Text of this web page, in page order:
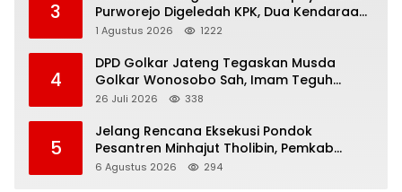
3
Purworejo Digeledah KPK, Dua Kendaraan
Diamankan
1 Agustus 2026 1222
4
DPD Golkar Jateng Tegaskan Musda
Golkar Wonosobo Sah, Imam Teguh
Purnomo Terpilih Secara Aklamasi
26 Juli 2026 338
5
Jelang Rencana Eksekusi Pondok
Pesantren Minhajut Tholibin, Pemkab
Purworejo Dorong Penundaan hingga
6 Agustus 2026 294